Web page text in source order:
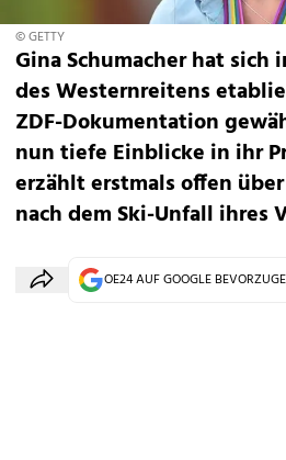
© GETTY
Gina Schumacher hat
des Westernreitens
ZDF-Dokumentation
nun tiefe Einblicke in ihr
erzählt erstmals offen
nach dem Ski-Unfall ihres
OE24 AUF GOOGLE